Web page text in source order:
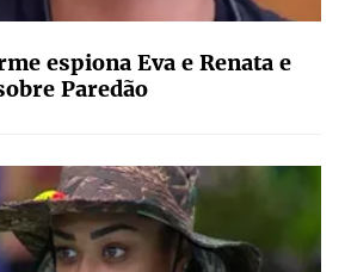
espiona Eva e Renata e
Paredão